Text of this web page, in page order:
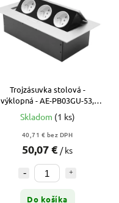
Trojzásuvka stolová -
výklopná - AE-PB03GU-53,
16A, 230V
Skladom (1 ks)
40,71 € bez DPH
50,07 € / ks
Do košíka